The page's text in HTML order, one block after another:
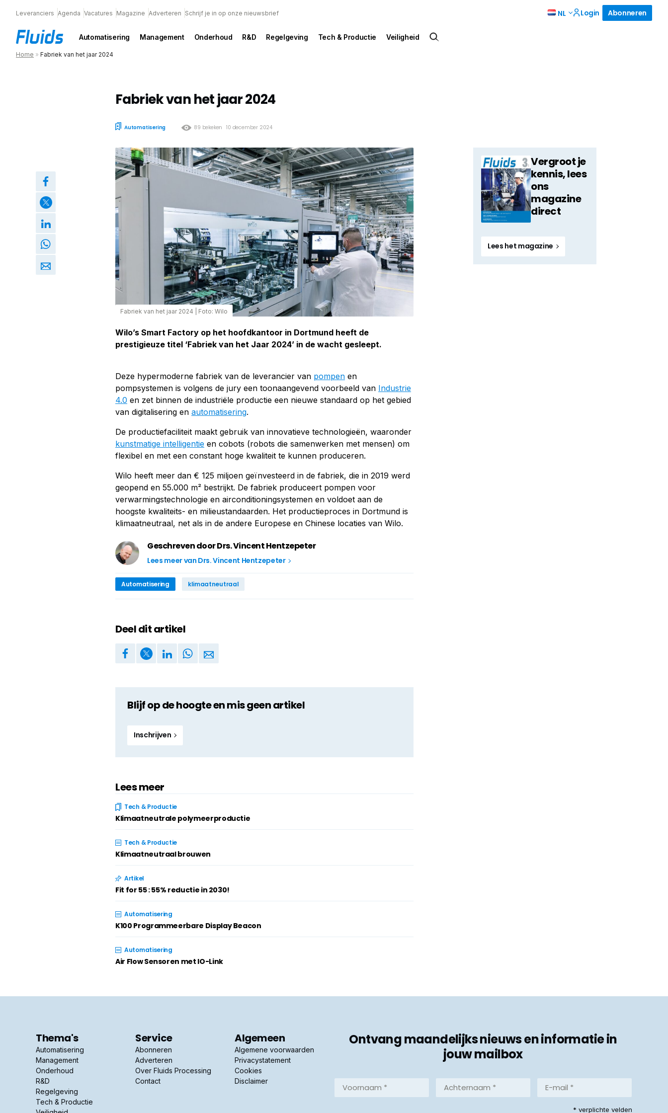
Leveranciers Agenda Vacatures Magazine Adverteren Schrijf je in op onze nieuwsbrief NL Login Abonneren
Automatisering Management Onderhoud R&D Regelgeving Tech & Productie Veiligheid
Home » Fabriek van het jaar 2024
Fabriek van het jaar 2024
Automatisering 89 bekeken 10 december 2024
Fabriek van het jaar 2024 Foto: Wilo
Wilo’s Smart Factory op het hoofdkantoor in Dortmund heeft de
prestigieuze titel ‘Fabriek van het Jaar 2024’ in de wacht gesleept.
Deze hypermoderne fabriek van de leverancier van pompen en
pompsystemen is volgens de jury een toonaangevend voorbeeld van Industrie
4.0 en zet binnen de industriële productie een nieuwe standaard op het gebied
van digitalisering en automatisering.
De productiefaciliteit maakt gebruik van innovatieve technologieën, waaronder
kunstmatige intelligentie en cobots (robots die samenwerken met mensen) om
flexibel en met een constant hoge kwaliteit te kunnen produceren.
Wilo heeft meer dan € 125 miljoen geïnvesteerd in de fabriek, die in 2019 werd
geopend en 55.000 m² bestrijkt. De fabriek produceert pompen voor
verwarmingstechnologie en airconditioningsystemen en voldoet aan de
hoogste kwaliteits- en milieustandaarden. Het productieproces in Dortmund is
klimaatneutraal, net als in de andere Europese en Chinese locaties van Wilo.
Geschreven door Drs. Vincent Hentzepeter
Lees meer van Drs. Vincent Hentzepeter
Automatisering klimaatneutraal
Deel dit artikel
Blijf op de hoogte en mis geen artikel
Inschrijven
Lees meer
Tech & Productie
Klimaatneutrale polymeerproductie
Tech & Productie
Klimaatneutraal brouwen
Artikel
Fit for 55 : 55% reductie in 2030!
Automatisering
K100 Programmeerbare Display Beacon
Automatisering
Air Flow Sensoren met IO-Link
Vergroot je
kennis, lees
ons
magazine
direct
Lees het magazine
Thema's
Automatisering
Management
Onderhoud
R&D
Regelgeving
Tech & Productie
Service
Abonneren
Adverteren
Over Fluids Processing
Contact
Algemeen
Algemene voorwaarden
Privacystatement
Cookies
Disclaimer
Ontvang maandelijks nieuws en informatie in
jouw mailbox
Achternaam
mail
* verplichte velden